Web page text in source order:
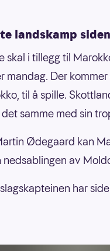
landskamp
skal i tillegg til
mandag. Der
til å spille.
samme med sin
Ødegaard kan
nedsablingen av
har